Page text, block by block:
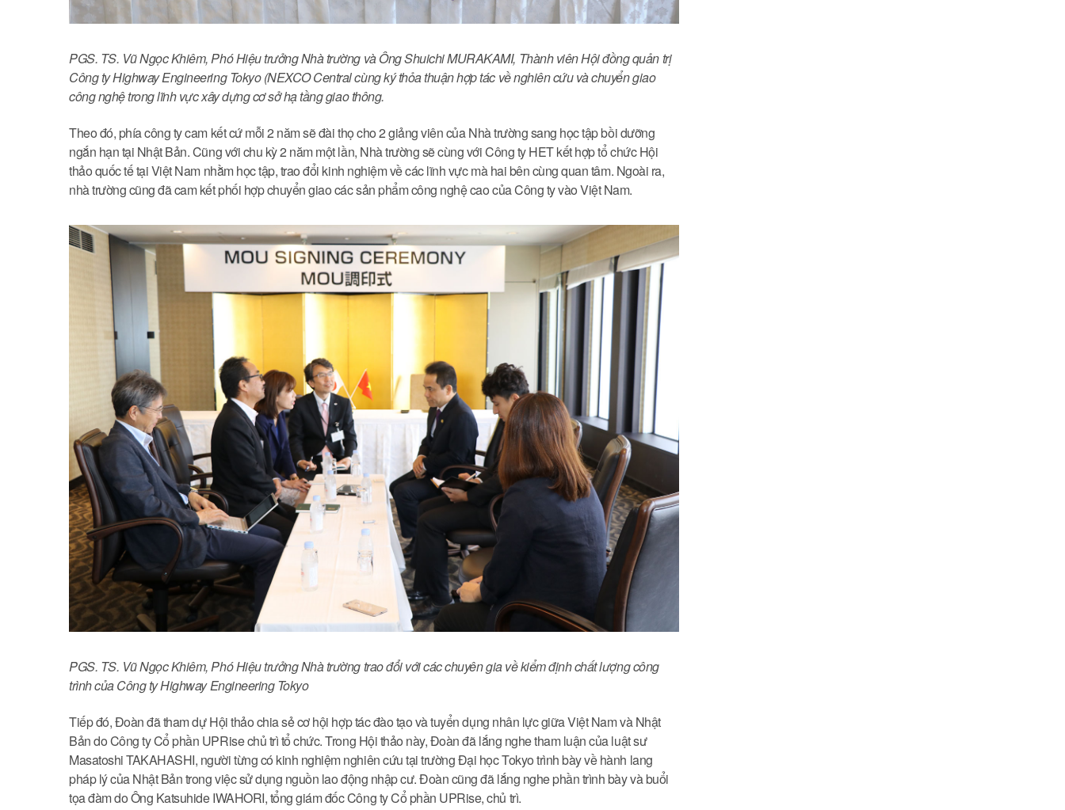
PGS. TS. Vũ Ngọc Khiêm, Phó Hiệu trưởng Nhà trường và Ông Shuichi MURAKAMI, Thành viên Hội đồng quản trị
Công ty Highway Engineering Tokyo (NEXCO Central cùng ký thỏa thuận hợp tác về nghiên cứu và chuyển giao
công nghệ trong lĩnh vực xây dựng cơ sở hạ tầng giao thông.
Theo đó, phía công ty cam kết cứ mỗi 2 năm sẽ đài thọ cho 2 giảng viên của Nhà trường sang học tập bồi dưỡng
ngắn hạn tại Nhật Bản. Cũng với chu kỳ 2 năm một lần, Nhà trường sẽ cùng với Công ty HET kết hợp tổ chức Hội
thảo quốc tế tại Việt Nam nhằm học tập, trao đổi kinh nghiệm về các lĩnh vực mà hai bên cùng quan tâm. Ngoài ra,
nhà trường cũng đã cam kết phối hợp chuyển giao các sản phẩm công nghệ cao của Công ty vào Việt Nam.
PGS. TS. Vũ Ngọc Khiêm, Phó Hiệu trưởng Nhà trường trao đổi với các chuyên gia về kiểm định chất lượng công
trình của Công ty Highway Engineering Tokyo
Tiếp đó, Đoàn đã tham dự Hội thảo chia sẻ cơ hội hợp tác đào tạo và tuyển dụng nhân lực giữa Việt Nam và Nhật
Bản do Công ty Cổ phần UPRise chủ trì tổ chức. Trong Hội thảo này, Đoàn đã lắng nghe tham luận của luật sư
Masatoshi TAKAHASHI, người từng có kinh nghiệm nghiên cứu tại trường Đại học Tokyo trình bày về hành lang
pháp lý của Nhật Bản trong việc sử dụng nguồn lao động nhập cư. Đoàn cũng đã lắng nghe phần trình bày và buổi
tọa đàm do Ông Katsuhide IWAHORI, tổng giám đốc Công ty Cổ phần UPRise, chủ trì.